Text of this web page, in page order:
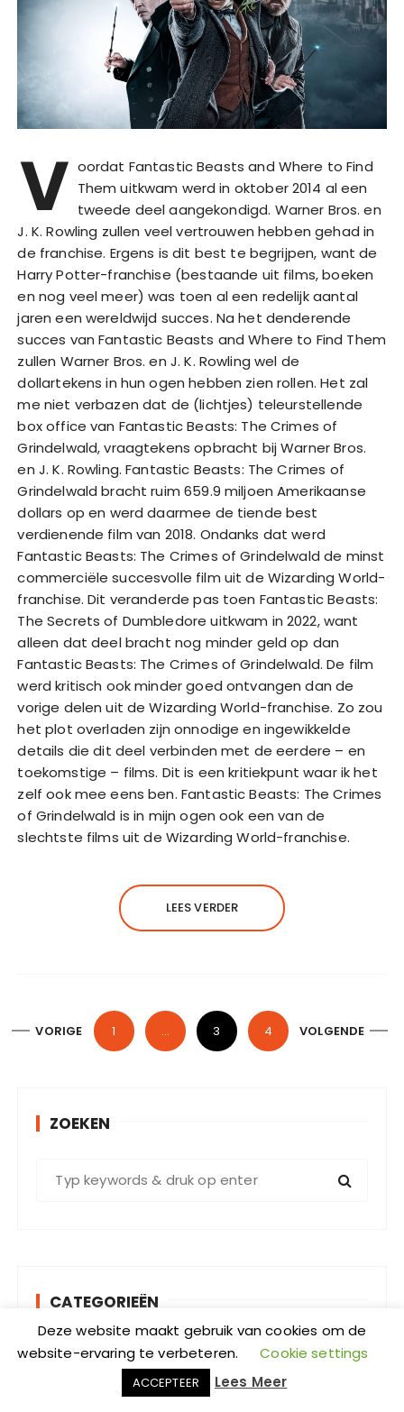
V oordat Fantastic Beasts and Where to Find
Them uitkwam werd in oktober 2014 al een
tweede deel aangekondigd. Warner Bros. en
J. K. Rowling zullen veel vertrouwen hebben gehad in
de franchise. Ergens is dit best te begrijpen, want de
Harry Potter-franchise (bestaande uit films, boeken
en nog veel meer) was toen al een redelijk aantal
jaren een wereldwijd succes. Na het denderende
succes van Fantastic Beasts and Where to Find Them
zullen Warner Bros. en J. K. Rowling wel de
dollartekens in hun ogen hebben zien rollen. Het zal
me niet verbazen dat de (lichtjes) teleurstellende
box office van Fantastic Beasts: The Crimes of
Grindelwald, vraagtekens opbracht bij Warner Bros.
en J. K. Rowling. Fantastic Beasts: The Crimes of
Grindelwald bracht ruim 659.9 miljoen Amerikaanse
dollars op en werd daarmee de tiende best
verdienende film van 2018. Ondanks dat werd
Fantastic Beasts: The Crimes of Grindelwald de minst
commerciële succesvolle film uit de Wizarding World-
franchise. Dit veranderde pas toen Fantastic Beasts:
The Secrets of Dumbledore uitkwam in 2022, want
alleen dat deel bracht nog minder geld op dan
Fantastic Beasts: The Crimes of Grindelwald. De film
werd kritisch ook minder goed ontvangen dan de
vorige delen uit de Wizarding World-franchise. Zo zou
het plot overladen zijn onnodige en ingewikkelde
details die dit deel verbinden met de eerdere – en
toekomstige – films. Dit is een kritiekpunt waar ik het
zelf ook mee eens ben. Fantastic Beasts: The Crimes
of Grindelwald is in mijn ogen ook een van de
slechtste films uit de Wizarding World-franchise.
LEES VERDER
B
i
VORIGE 1 … 3 4 VOLGENDE
ZOEKEN
n
a
a
CATEGORIEËN
C Categorie selecteren
Deze website maakt gebruik van cookies om de
website-ervaring te verbeteren.
Cookie settings
ACCEPTEER Lees Meer